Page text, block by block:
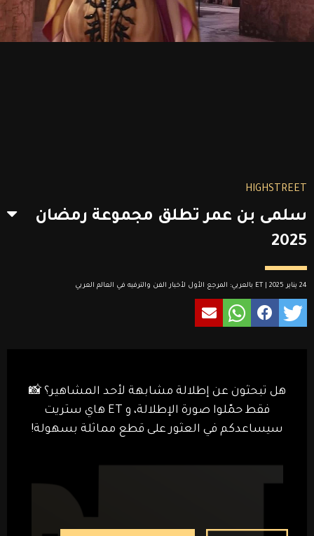
HIGHSTREET
سلمى بن عمر تطلق مجموعة رمضان
2025
24 يناير 2025 | ET بالعربي: المرجع الأول لأخبار الفن والترفيه في العالم العربي
هل تبحثون عن إطلالة مشابهة لأحد المشاهير؟ 📸
فقط حمّلوا صورة الإطلالة، و ET هاي ستريت
سيساعدكم في العثور على قطع مماثلة بسهولة!